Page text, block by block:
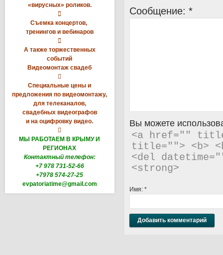
«вирусных» роликов.

Съемка концертов,
тренингов и вебинаров

А также торжественных
событий
Видеомонтаж свадеб

Специальные цены и
предложения по видеомонтажу,
для телеканалов,
свадебных видеографов
и на оцифровку видео.

МЫ РАБОТАЕМ В КРЫМУ И
РЕГИОНАХ
Контактный телефон:
+7 978 731-52-66
+7978 574-27-25
evpatoriatime@gmail.com
Сообщение: *
Вы можете
<a href=""
title=""> <b>
<del
<strong>
Имя: *